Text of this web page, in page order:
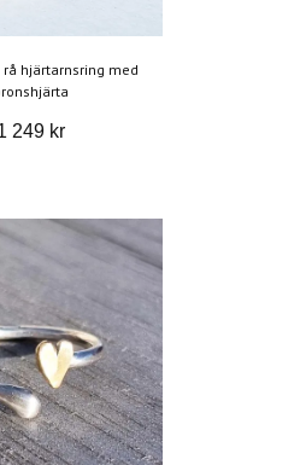
rå hjärtarnsring med
249 kr